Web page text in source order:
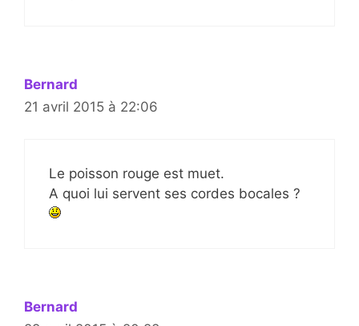
Bernard
21 avril 2015 à 22:06
Le poisson rouge est muet.
A quoi lui servent ses cordes bocales ?
Bernard